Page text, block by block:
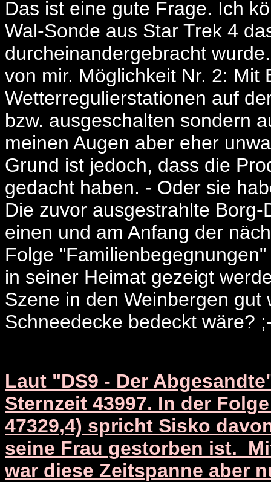
Das ist eine gute Frage. Ich
Wal-Sonde aus Star Trek 4
durcheinandergebracht
von mir. Möglichkeit Nr. 2: Mit
Wetterregulierstationen auf
bzw. ausgeschalten sondern
meinen Augen aber eher
Grund ist jedoch, dass die
gedacht haben. - Oder sie
Die zuvor ausgestrahlte
einen und am Anfang der
Folge
in seiner Heimat gezeigt
Szene in den Weinbergen
Schneedecke bedeckt wäre?
Laut "DS9 - Der
Sternzeit 43997. In der
47329,4) spricht Sisko
seine Frau gestorben ist.
war diese Zeitspanne aber